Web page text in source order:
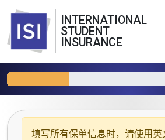
INTERNATIONAL
STUDENT
INSURANCE
填写所有保单信息时，请使用 英